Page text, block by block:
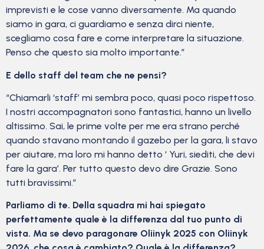
imprevisti e le cose vanno diversamente. Ma quando
siamo in gara, ci guardiamo e senza dirci niente,
scegliamo cosa fare e come interpretare la situazione.
Penso che questo sia molto importante.”
E dello staff del team che ne pensi?
“Chiamarli ‘staff’ mi sembra poco, quasi poco rispettoso.
I nostri accompagnatori sono fantastici, hanno un livello
altissimo. Sai, le prime volte per me era strano perché
quando stavano montando il gazebo per la gara, li stavo
per aiutare, ma loro mi hanno detto ‘ Yuri, siediti, che devi
fare la gara’. Per tutto questo devo dire Grazie. Sono
tutti bravissimi.”
Parliamo di te. Della squadra mi hai spiegato
perfettamente quale è la differenza dal tuo punto di
vista. Ma se devo paragonare Oliinyk 2025 con Oliinyk